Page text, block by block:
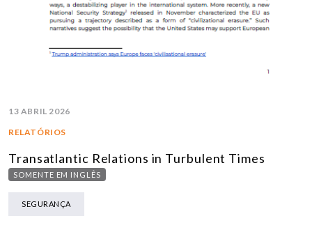
13 ABRIL 2026
RELATÓRIOS
Transatlantic Relations in Turbulent Times
SOMENTE EM INGLÊS
SEGURANÇA